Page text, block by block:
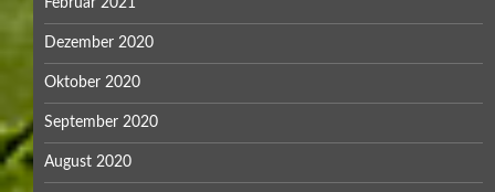
Februar 2021
Dezember 2020
Oktober 2020
September 2020
August 2020